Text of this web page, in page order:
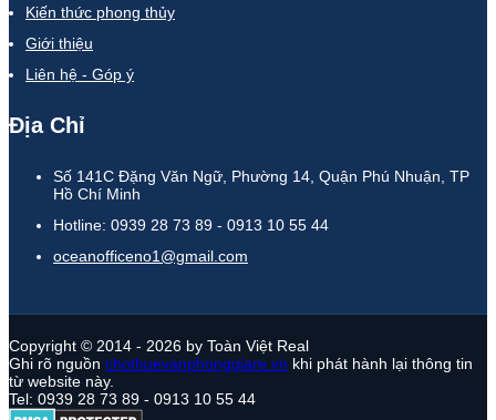
Kiến thức phong thủy
Giới thiệu
Liên hệ - Góp ý
Địa Chỉ
Số 141C Đặng Văn Ngữ, Phường 14, Quận Phú Nhuận, TP
Hồ Chí Minh
Hotline: 0939 28 73 89 - 0913 10 55 44
oceanofficeno1@gmail.com
Copyright © 2014 - 2026 by Toàn Việt Real
Ghi rõ nguồn chothuevanphonggiare.vn khi phát hành lại thông tin
từ website này.
Tel: 0939 28 73 89 - 0913 10 55 44